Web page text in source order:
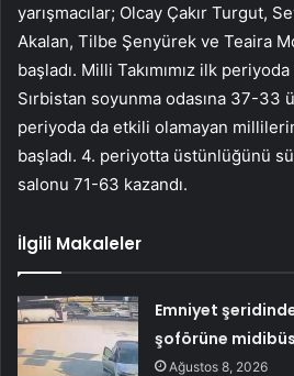
yarışmacılar; Olcay Çakır Turgut,
Akalan, Tilbe Şenyürek ve Teaira
başladı. Milli Takımımız ilk
Sırbistan soyunma odasına 37-33
periyoda da etkili olamayan
başladı. 4. periyotta üstünlüğünü
salonu 71-63 kazandı.
İlgili Makaleler
Emniyet
şoförüne
Ağustos 8, 2026